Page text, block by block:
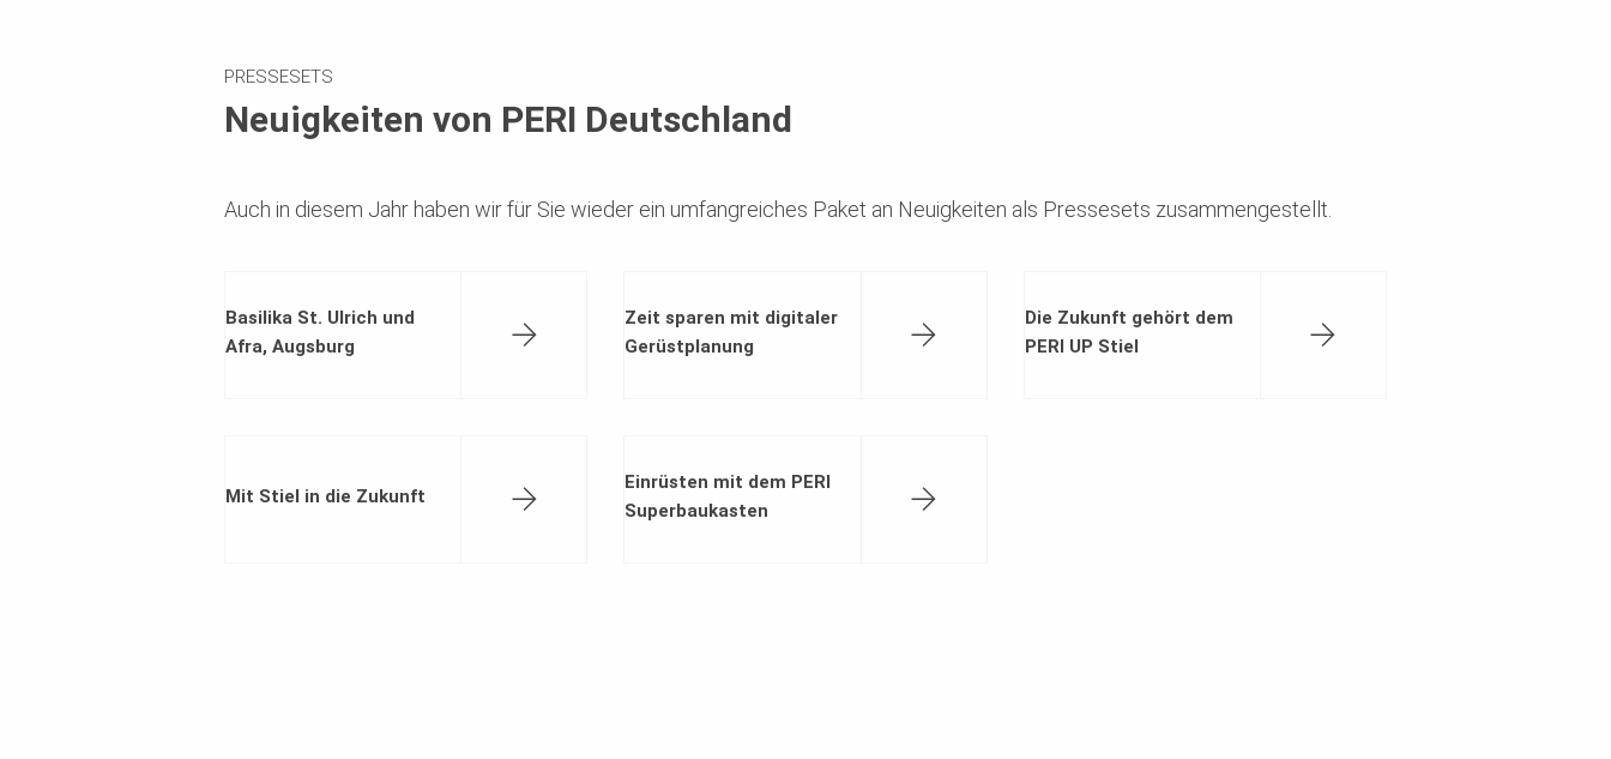
PRESSESETS
Neuigkeiten von PERI Deutschland
Auch in diesem Jahr haben wir für Sie wieder ein umfangreiches Paket an Neuigkeiten als Pressesets zusammengestellt.
Basilika St. Ulrich und
Afra, Augsburg
Zeit sparen mit digitaler
Gerüstplanung
Die Zukunft gehört dem
PERI UP Stiel
Mit Stiel in die Zukunft
Einrüsten mit dem PERI
Superbaukasten